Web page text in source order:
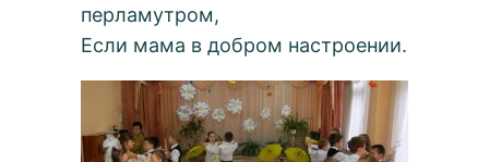
перламутром,
Если мама в добром настроении.